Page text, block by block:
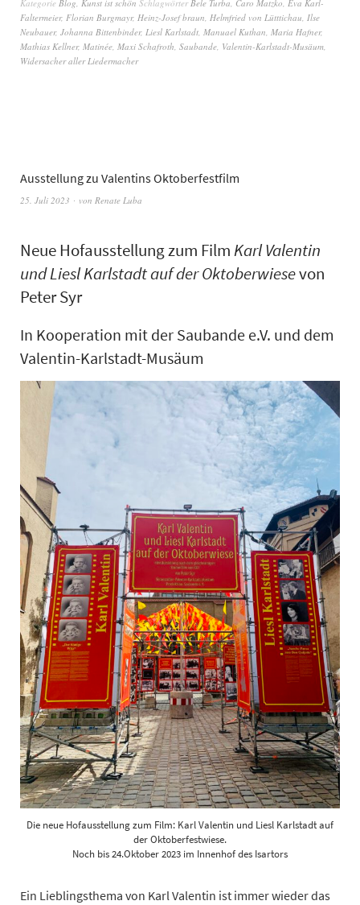
Kategorie Blog, Kunst ist schön SchlagwörterBele Turba, Caro Matzko, Eva Karl-
Faltermeier, Florian Burgmayr, Heinz-Josef braun, Helmfried von Lütttichau, Ilse
Neubauer, Johanna Bittenbinder, Liesl Karlstadt, Manuael Kuthan, Maria Hafner,
Mathias Kellner, Matinée, Maxi Schafroth, Saubande, Valentin-Karlstadt-Musäum,
Widersacher aller Liedermacher
Ausstellung zu Valentins Oktoberfestfilm
25. Juli 2023 von Renate Luba
Neue Hofausstellung zum FilmKarl Valentin
und Liesl Karlstadt auf der Oktoberwiesevon
Peter Syr
In Kooperation mit der Saubande e.V. und dem
Valentin-Karlstadt-Musäum
Die neue Hofausstellung zum Film: Karl Valentin und Liesl Karlstadt auf
der Oktoberfestwiese.
Noch bis 24.Oktober 2023 im Innenhof des Isartors
Ein Lieblingsthema von Karl Valentin ist immer wieder das